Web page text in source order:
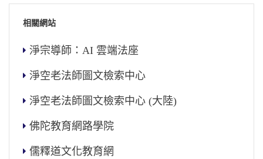
相關網站
淨宗導師：AI 雲端法座
淨空老法師圖文檢索中心
淨空老法師圖文檢索中心 (大陸)
佛陀教育網路學院
儒釋道文化教育網